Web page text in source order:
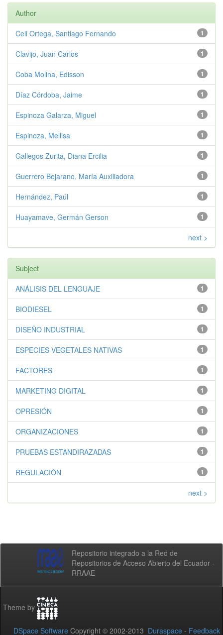
Author
1
Celi Ortega, Santiago Fernando
1
Clavijo, Juan Carlos
1
Coba Molina, Edisson
1
Díaz Córdoba, Jaime
1
Espinoza Galarza, Miguel
1
Espinoza, Mellisa
1
Gallegos Zurita, Diana Ercilia
1
Guerrero Bejarano, María Auxiliadora
1
Hernández, Paúl
1
Huayamave, Germán Gerson
next >
Subject
1
ANÁLISIS DEL LENGUAJE
1
BIODIESEL
1
DISEÑO INDUSTRIAL
1
ESPECIES VEGETALES NATIVAS
1
FACTORES
1
MARKETING DIGITAL
1
OPRESIÓN
1
ORGANIZACIONES
1
PRUEBAS ESTANDIRAZADAS
1
REGULACIÓN
next >
Repositorio integrado a la Red de
Repositorios de Acceso Abierto del Ecuador -
RRAAE
Theme by
DSpace Software Copyright © 2002-2013 Duraspace - Feedback